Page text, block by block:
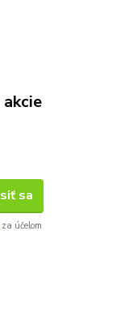
sa
za účelom